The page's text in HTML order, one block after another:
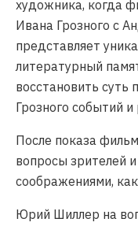
художника, когда
Ивана Грозного с
представляет
литературный
восстановить
Грозного событий
После показа
вопросы зрителей
соображениями,
Юрий Шиллер на